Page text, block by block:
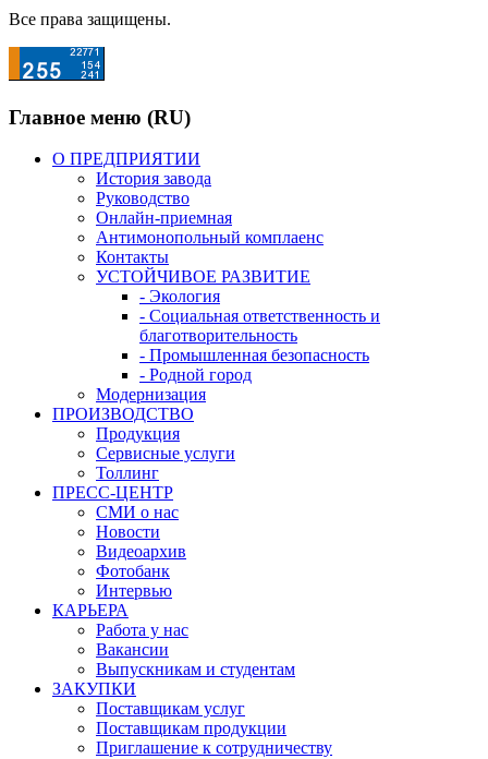
Все права защищены.
Главное меню (RU)
О ПРЕДПРИЯТИИ
История завода
Руководство
Онлайн-приемная
Антимонопольный комплаенс
Контакты
УСТОЙЧИВОЕ РАЗВИТИЕ
- Экология
- Социальная ответственность и
благотворительность
- Промышленная безопасность
- Родной город
Модернизация
ПРОИЗВОДСТВО
Продукция
Сервисные услуги
Толлинг
ПРЕСС-ЦЕНТР
СМИ о нас
Новости
Видеоархив
Фотобанк
Интервью
КАРЬЕРА
Работа у нас
Вакансии
Выпускникам и студентам
ЗАКУПКИ
Поставщикам услуг
Поставщикам продукции
Приглашение к сотрудничеству